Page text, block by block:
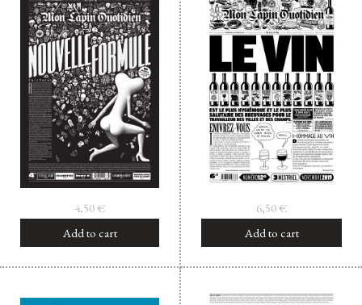
4,50€
Add to cart
6,50€
Add to cart